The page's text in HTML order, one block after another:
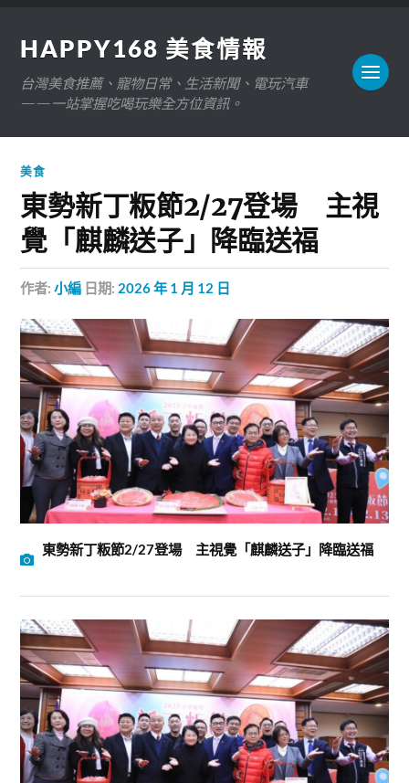
HAPPY168 美食情報
台灣美食推薦、寵物日常、生活新聞、電玩汽車
——一站掌握吃喝玩樂全方位資訊。
美食
東勢新丁粄節2/27登場 主視
覺「麒麟送子」降臨送福
作者:小編 日期: 2026 年 1 月 12 日
東勢新丁粄節2/27登場 主視覺「麒麟送子」降臨送福